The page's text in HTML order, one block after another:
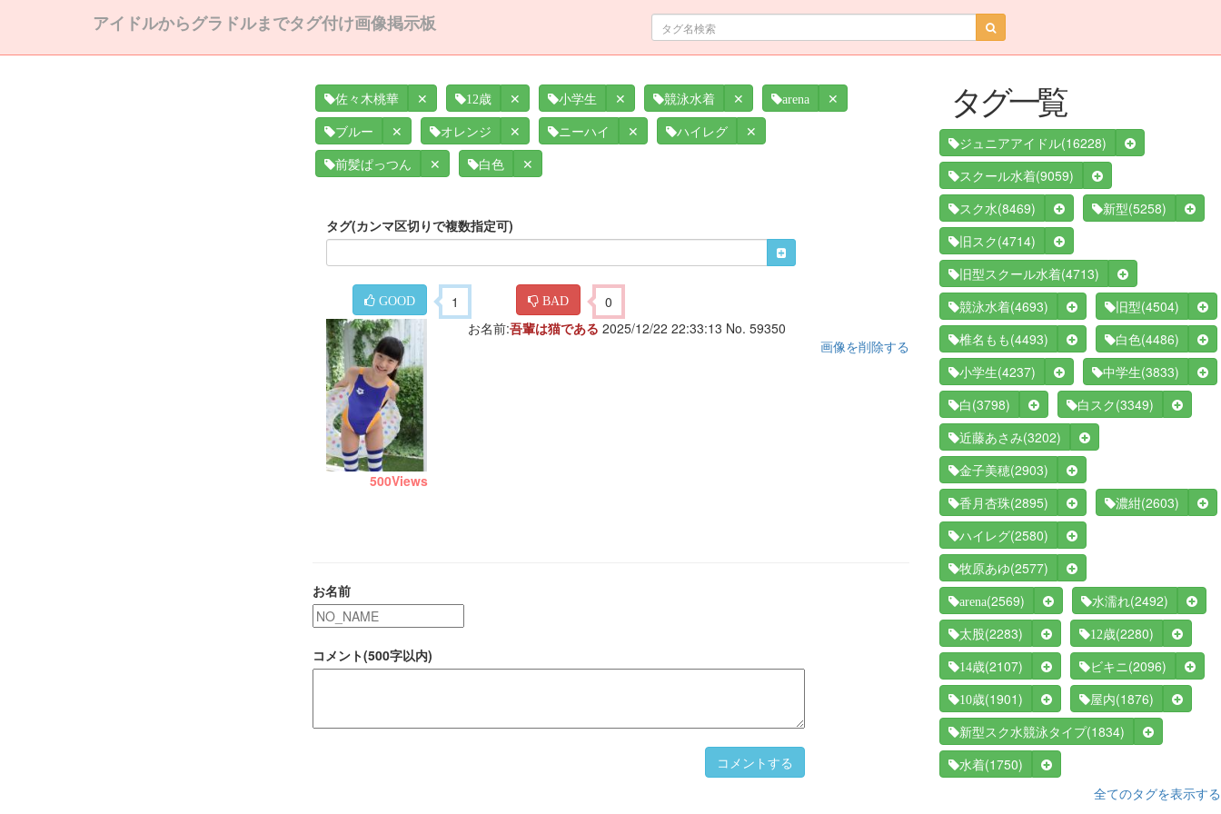
アイドルからグラドルまでタグ付け画像掲示板
佐々木桃華 ✕ 12歳 ✕ 小学生 ✕ 競泳水着 ✕ arena ✕
ブルー ✕ オレンジ ✕ ニーハイ ✕ ハイレグ ✕
前髪ぱっつん ✕ 白色 ✕
タグ(カンマ区切りで複数指定可)
GOOD 1 BAD 0
500Views
お名前:吾輩は猫である 2025/12/22 22:33:13 No. 59350
画像を削除する
お名前
コメント(500字以内)
コメントする
タグ一覧
ジュニアアイドル(16228)
スクール水着(9059)
スク水(8469) 新型(5258)
旧スク (4714)
旧型スクール水着(4713)
競泳水着(4693) 旧型(4504)
椎名もも (4493) 白色(4486)
小学生(4237) 中学生(3833)
白 (3798) 白スク (3349)
近藤あさみ(3202)
金子美穂(2903)
香月杏珠(2895) 濃紺(2603)
ハイレグ(2580)
牧原あゆ(2577)
arena(2569) 水濡れ(2492)
太股(2283) 12歳(2280)
14歳(2107) ビキニ (2096)
10歳(1901) 屋内(1876)
新型スク水競泳タイプ(1834)
水着(1750)
全てのタグを表示する